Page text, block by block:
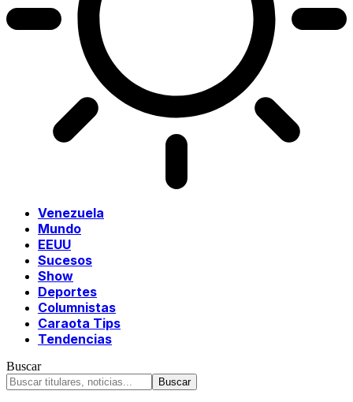
Venezuela
Mundo
EEUU
Sucesos
Show
Deportes
Columnistas
Caraota Tips
Tendencias
Buscar